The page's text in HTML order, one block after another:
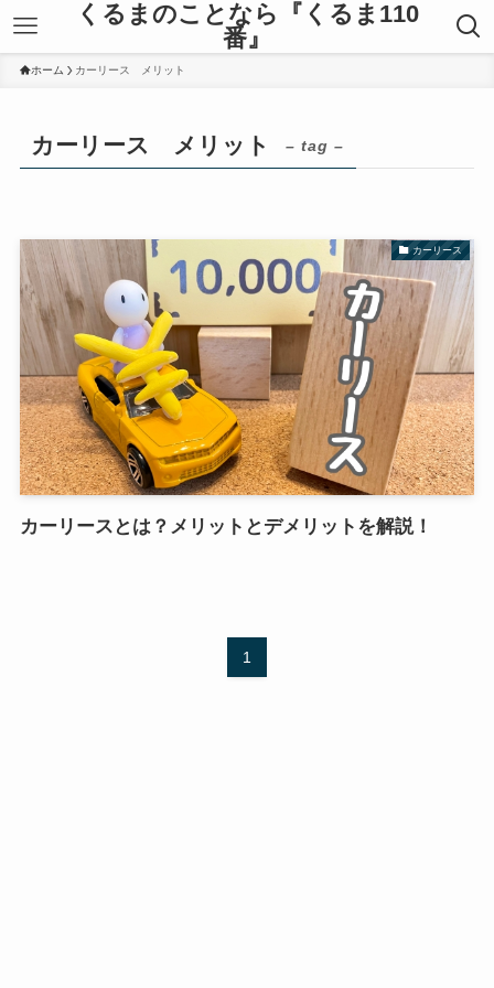
くるまのことなら『くるま110
番』
ホーム カーリース メリット
カーリース メリット – tag –
カーリース
カーリースとは？メリットとデメリットを解説！
1